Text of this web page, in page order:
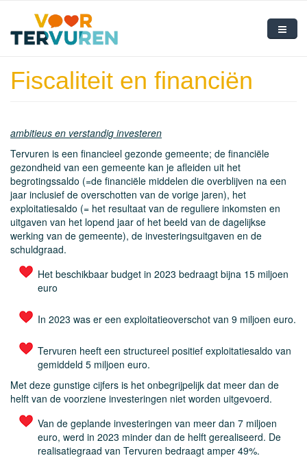
Home
Onze visie
Nieuws
Contact
Fiscaliteit en financiën
ambitieus en verstandig investeren
Tervuren is een financieel gezonde gemeente; de financiële
gezondheid van een gemeente kan je afleiden uit het
begrotingssaldo (=de financiële middelen die overblijven na een
jaar inclusief de overschotten van de vorige jaren), het
exploitatiesaldo (= het resultaat van de reguliere inkomsten en
uitgaven van het lopend jaar of het beeld van de dagelijkse
werking van de gemeente), de investeringsuitgaven en de
schuldgraad.
Het beschikbaar budget in 2023 bedraagt bijna 15 miljoen
euro
In 2023 was er een exploitatieoverschot van 9 miljoen euro.
Tervuren heeft een structureel positief exploitatiesaldo van
gemiddeld 5 miljoen euro.
Met deze gunstige cijfers is het onbegrijpelijk dat meer dan de
helft van de voorziene investeringen niet worden uitgevoerd.
Van de geplande investeringen van meer dan 7 miljoen
euro, werd in 2023 minder dan de helft gerealiseerd. De
realisatiegraad van Tervuren bedraagt amper 49%.